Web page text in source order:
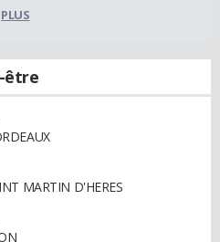
PLUS
être
MARTIN D'HERES